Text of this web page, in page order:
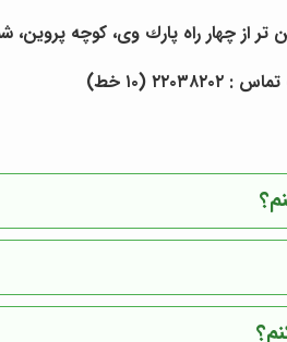
از چهار راه پارك وى، كوچه پروين،
(١٠ خط)